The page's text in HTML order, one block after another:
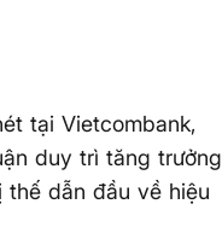
tại Vietcombank,
duy trì tăng trưởng
dẫn đầu về hiệu